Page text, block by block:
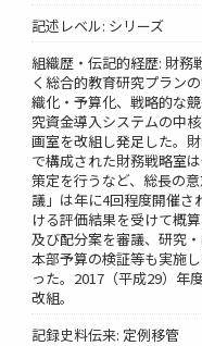
記述レベル: シリーズ
組織歴・伝記的経歴: 財務
く総合的教育研究プラン
織化・予算化、戦略的な
究資金導入システムの中
画室を改組し発足した。
で構成された財務戦略室
策定を行うなど、総長の
議」は年に4回程度開催さ
ける評価結果を受けて概
及び配分案を審議、研究
本部予算の検証等も実施
った。2017（平成29）年
改組。
記録史料伝来: 定例移管